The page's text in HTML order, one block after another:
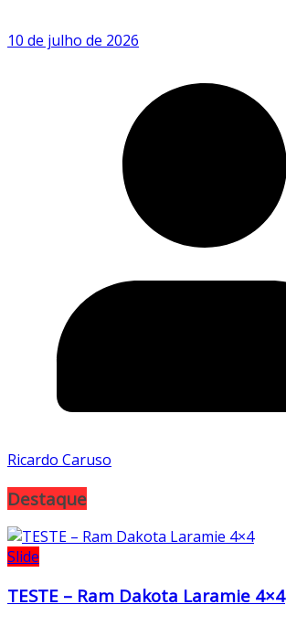
10 de julho de 2026
Ricardo Caruso
Destaque
Slide
TESTE – Ram Dakota Laramie 4×4